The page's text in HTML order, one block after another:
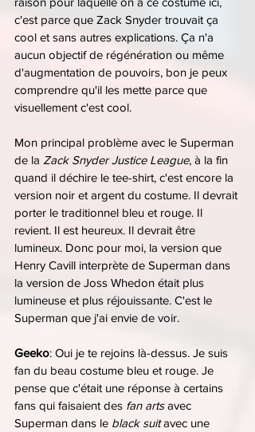
c'est parce que Zack Snyder trouvait ça
cool et sans autres explications. Ça n'a
aucun objectif de régénération ou même
d'augmentation de pouvoirs, bon je peux
comprendre qu'il les mette parce que
visuellement c'est cool.
Mon principal problème avec le Superman
de la Zack Snyder Justice League, à la fin
quand il déchire le tee-shirt, c'est encore la
version noir et argent du costume. Il devrait
porter le traditionnel bleu et rouge. Il
revient. Il est heureux. Il devrait être
lumineux. Donc pour moi, la version que
Henry Cavill interprète de Superman dans
la version de Joss Whedon était plus
lumineuse et plus réjouissante. C'est le
Superman que j'ai envie de voir.
Geeko: Oui je te rejoins là-dessus. Je suis
fan du beau costume bleu et rouge. Je
pense que c'était une réponse à certains
fans qui faisaient des fan arts avec
Superman dans le black suit avec une